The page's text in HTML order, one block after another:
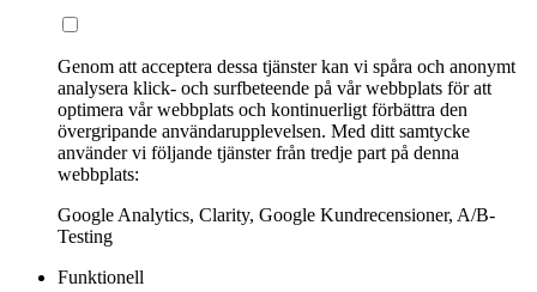
Genom att acceptera dessa tjänster kan vi spåra och anonymt
analysera klick- och surfbeteende på vår webbplats för att
optimera vår webbplats och kontinuerligt förbättra den
övergripande användarupplevelsen. Med ditt samtycke
använder vi följande tjänster från tredje part på denna
webbplats:
Google Analytics, Clarity, Google Kundrecensioner, A/B-
Testing
Funktionell